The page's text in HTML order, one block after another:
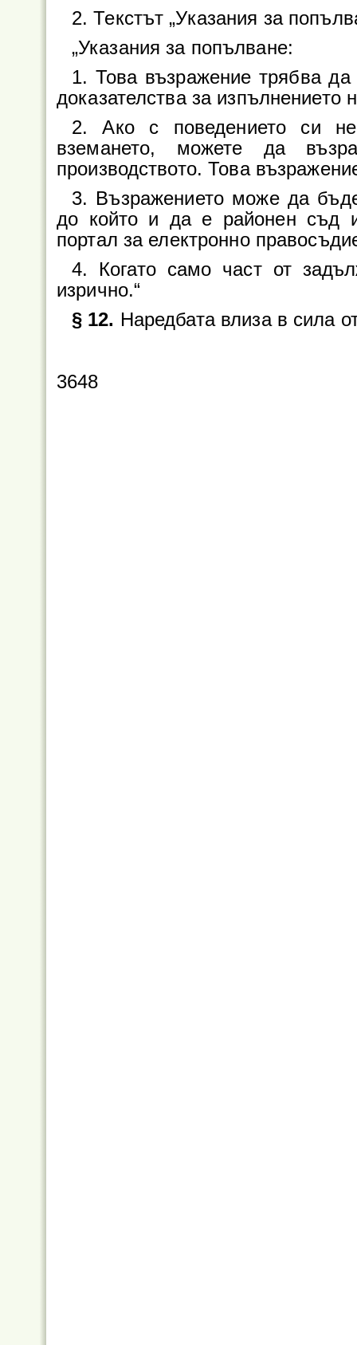
2. Текстът „Указания за
„Указания за попълване:
1. Това възражение трябва
доказателства за изпълнението
2. Ако с поведението си
вземането, можете да
производството. Това
3. Възражението може да
до който и да е районен съд
портал за електронно
4. Когато само част от
изрично.“
§ 12. Наредбата влиза в сила
3648